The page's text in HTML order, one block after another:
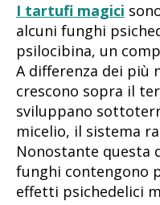
I tartufi magici
alcuni funghi
psilocibina, un
A differenza dei più
crescono sopra il
sviluppano
micelio, il sistema
Nonostante questa
funghi contengono
effetti psichedelici